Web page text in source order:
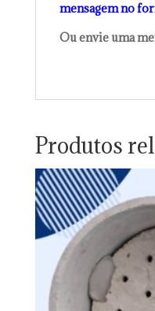
mensagem no
Ou envie uma
Produtos